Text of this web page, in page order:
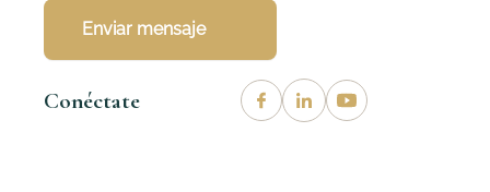
Enviar mensaje
Conéctate